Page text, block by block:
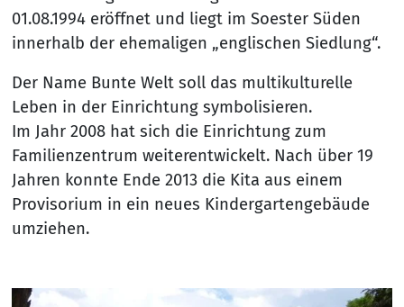
01.08.1994 eröffnet und liegt im Soester Süden
innerhalb der ehemaligen „englischen Siedlung“.
Der Name Bunte Welt soll das multikulturelle
Leben in der Einrichtung symbolisieren.
Im Jahr 2008 hat sich die Einrichtung zum
Familienzentrum weiterentwickelt. Nach über 19
Jahren konnte Ende 2013 die Kita aus einem
Provisorium in ein neues Kindergartengebäude
umziehen.